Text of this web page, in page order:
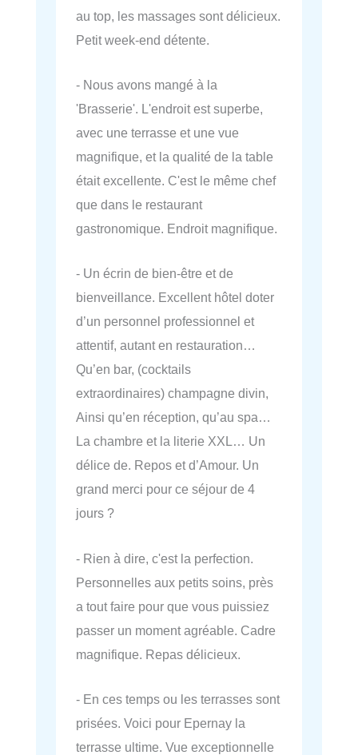
au top, les massages sont délicieux.
Petit week-end détente.
- Nous avons mangé à la
'Brasserie'. L'endroit est superbe,
avec une terrasse et une vue
magnifique, et la qualité de la table
était excellente. C'est le même chef
que dans le restaurant
gastronomique. Endroit magnifique.
- Un écrin de bien-être et de
bienveillance. Excellent hôtel doter
d’un personnel professionnel et
attentif, autant en restauration…
Qu’en bar, (cocktails
extraordinaires) champagne divin,
Ainsi qu’en réception, qu’au spa…
La chambre et la literie XXL… Un
délice de. Repos et d’Amour. Un
grand merci pour ce séjour de 4
jours ?
- Rien à dire, c'est la perfection.
Personnelles aux petits soins, près
a tout faire pour que vous puissiez
passer un moment agréable. Cadre
magnifique. Repas délicieux.
- En ces temps ou les terrasses sont
prisées. Voici pour Epernay la
terrasse ultime. Vue exceptionnelle